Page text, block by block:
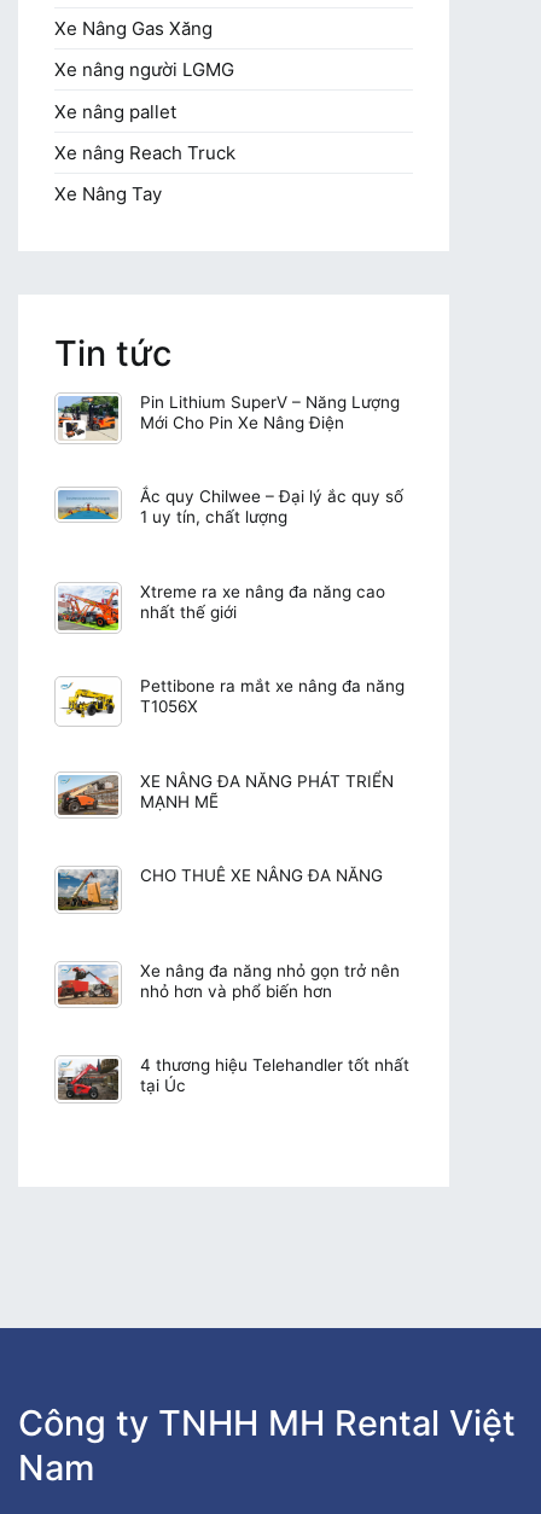
Xe Nâng Gas Xăng
Xe nâng người LGMG
Xe nâng pallet
Xe nâng Reach Truck
Xe Nâng Tay
Tin tức
Pin Lithium SuperV – Năng Lượng
Mới Cho Pin Xe Nâng Điện
Ắc quy Chilwee – Đại lý ắc quy số
1 uy tín, chất lượng
Xtreme ra xe nâng đa năng cao
nhất thế giới
Pettibone ra mắt xe nâng đa năng
T1056X
XE NÂNG ĐA NĂNG PHÁT TRIỂN
MẠNH MẼ
CHO THUÊ XE NÂNG ĐA NĂNG
Xe nâng đa năng nhỏ gọn trở nên
nhỏ hơn và phổ biến hơn
4 thương hiệu Telehandler tốt nhất
tại Úc
Công ty TNHH MH Rental Việt
Nam